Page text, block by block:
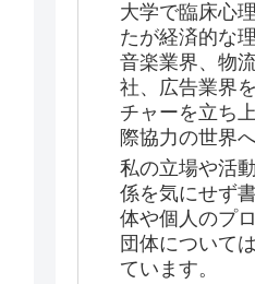
大学で臨床心
たが経済的な
音楽業界、物
社、広告業界
チャーを立ち
際協力の世界へ
私の立場や活
係を気にせず
体や個人のプ
団体について
ています。